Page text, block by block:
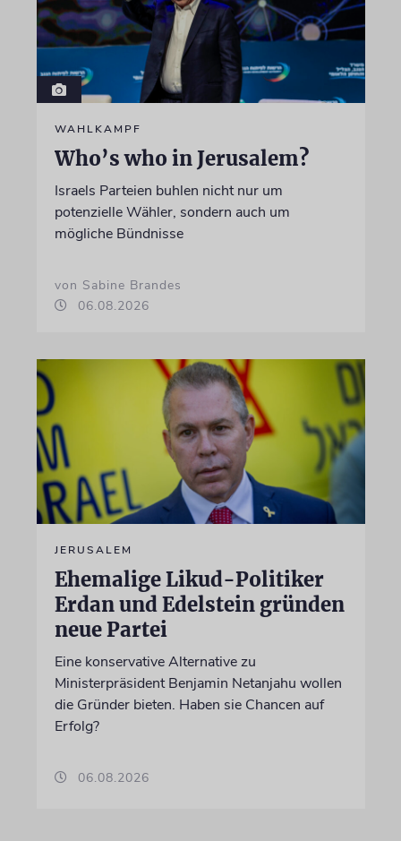
WAHLKAMPF
Who’s who in Jerusalem?
Israels Parteien buhlen nicht nur um
potenzielle Wähler, sondern auch um
mögliche Bündnisse
von Sabine Brandes
06.08.2026
JERUSALEM
Ehemalige Likud-Politiker
Erdan und Edelstein gründen
neue Partei
Eine konservative Alternative zu
Ministerpräsident Benjamin Netanjahu wollen
die Gründer bieten. Haben sie Chancen auf
Erfolg?
06.08.2026